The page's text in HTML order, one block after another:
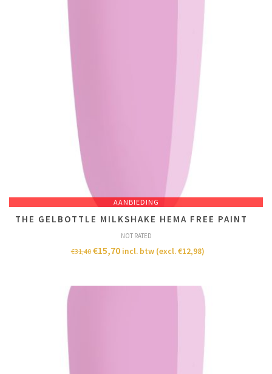
AANBIEDING
THE GELBOTTLE MILKSHAKE HEMA FREE PAINT
NOT RATED
€31,40 €15,70 incl. btw (excl.€12,98)